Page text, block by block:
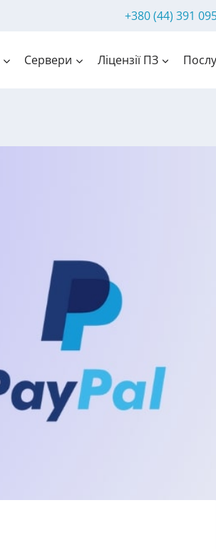
+380 (44) 391
Сервери Ліцензії ПЗ